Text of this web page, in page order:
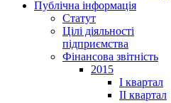
Публічна інформація
Статут
Цілі діяльності
підприємства
Фінансова звітність
2015
I квартал
II квартал